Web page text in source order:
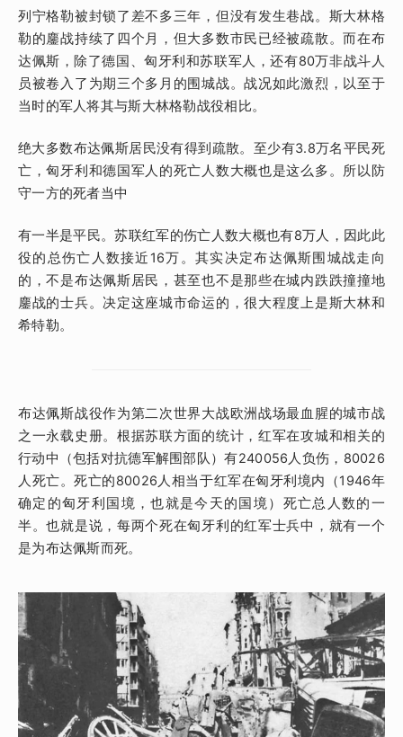
列宁格勒被封锁了差不多三年，但没有发生巷战。斯大林格
勒的鏖战持续了四个月，但大多数市民已经被疏散。而在布
达佩斯，除了德国、匈牙利和苏联军人，还有80万非战斗人
员被卷入了为期三个多月的围城战。战况如此激烈，以至于
当时的军人将其与斯大林格勒战役相比。
绝大多数布达佩斯居民没有得到疏散。至少有3.8万名平民死
亡，匈牙利和德国军人的死亡人数大概也是这么多。所以防
守一方的死者当中
有一半是平民。苏联红军的伤亡人数大概也有8万人，因此此
役的总伤亡人数接近16万。其实决定布达佩斯围城战走向
的，不是布达佩斯居民，甚至也不是那些在城内跌跌撞撞地
鏖战的士兵。决定这座城市命运的，很大程度上是斯大林和
希特勒。
布达佩斯战役作为第二次世界大战欧洲战场最血腥的城市战
之一永载史册。根据苏联方面的统计，红军在攻城和相关的
行动中（包括对抗德军解围部队）有240056人负伤，80026
人死亡。死亡的80026人相当于红军在匈牙利境内（1946年
确定的匈牙利国境，也就是今天的国境）死亡总人数的一
半。也就是说，每两个死在匈牙利的红军士兵中，就有一个
是为布达佩斯而死。